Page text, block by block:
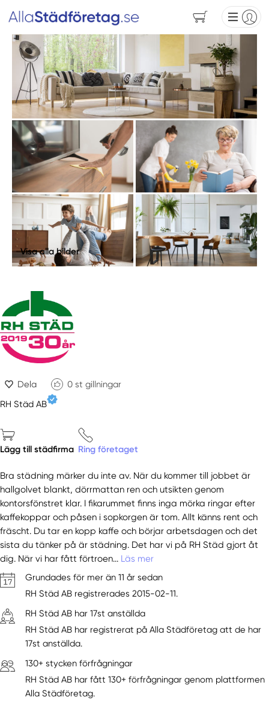
Visa alla bilder
Dela 0 st gillningar
RH Städ AB
Lägg till städfirma Ring företaget
Bra städning märker du inte av. När du kommer till jobbet är
hallgolvet blankt, dörrmattan ren och utsikten genom
kontorsfönstret klar. I fikarummet finns inga mörka ringar efter
kaffekoppar och påsen i sopkorgen är tom. Allt känns rent och
fräscht. Du tar en kopp kaffe och börjar arbetsdagen och det
sista du tänker på är städning. Det har vi på RH Städ gjort åt
dig. När vi har fått förtroen... Läs mer
Grundades för mer än 11 år sedan
RH Städ AB registrerades 2015-02-11.
RH Städ AB har 17st anställda
RH Städ AB har registrerat på Alla Städföretag att de har
17st anställda.
130+ stycken förfrågningar
RH Städ AB har fått 130+ förfrågningar genom plattformen
Alla Städföretag.